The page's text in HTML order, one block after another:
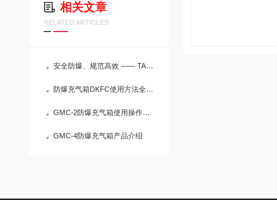
相关文章
RELATED ARTICLES
安全防爆、规范高效 —— TANK‑BOX2/TANK‑BOX4 防爆充气箱技术应用指南
防爆充气箱DKFC使用方法全解析
GMC-2防爆充气箱使用操作技巧
GMC-4防爆充气箱产品介绍